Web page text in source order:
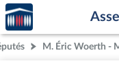
Aller au contenu
Aller en bas de la page
Accèder
à la
page
d'accueil